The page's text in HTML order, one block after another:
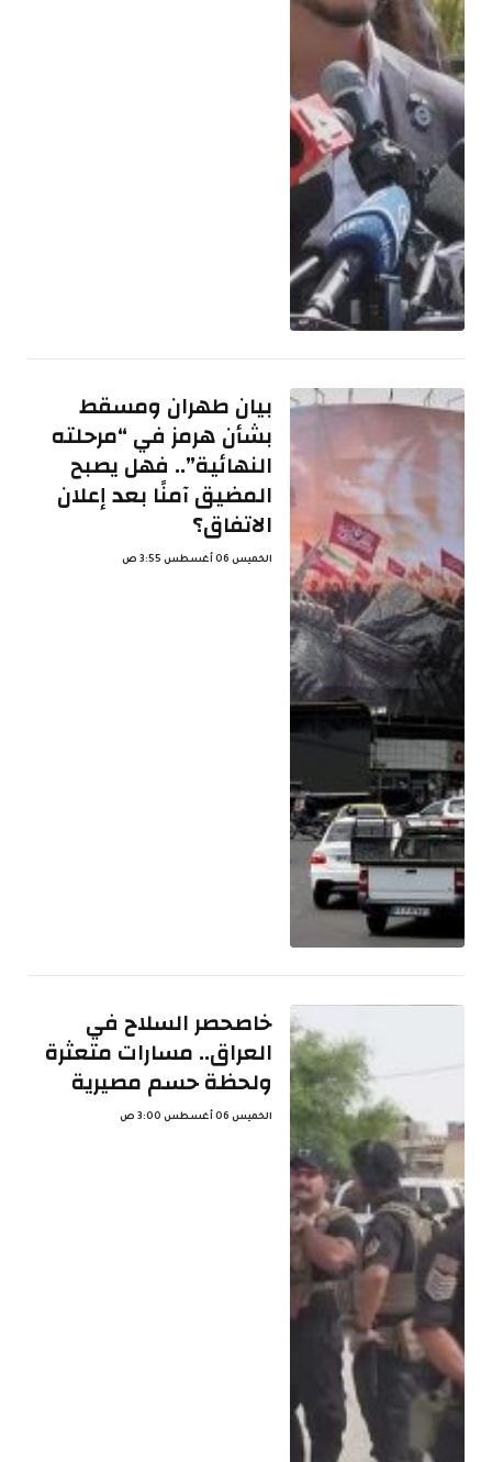
بيان طهران ومسقط
بشأن هرمز في “مرحلته
النهائية”.. فهل يصبح
المضيق آمنًا بعد إعلان
الاتفاق؟
الخميس 06 أغسطس 3:55 ص
خاصحصر السلاح في
العراق.. مسارات متعثرة
ولحظة حسم مصيرية
الخميس 06 أغسطس 3:00 ص